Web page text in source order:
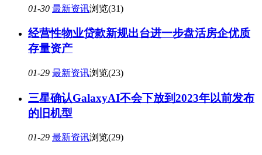
01-30 最新资讯浏览(31)
经营性物业贷款新规出台进一步盘活房企优质
存量资产
01-29 最新资讯浏览(23)
三星确认GalaxyAI不会下放到2023年以前发布
的旧机型
01-29 最新资讯浏览(29)